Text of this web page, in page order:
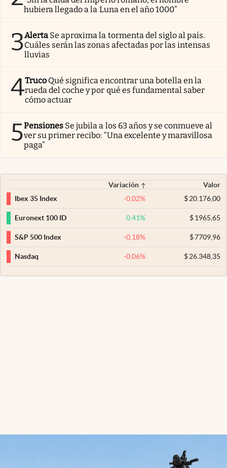
hubiera llegado a la Luna en el año 1000”
3Alerta Se aproxima la tormenta del siglo al país.
Cuáles serán las zonas afectadas por las intensas
lluvias
4Truco Qué significa encontrar una botella en la
rueda del coche y por qué es fundamental saber
cómo actuar
5Pensiones Se jubila a los 63 años y se conmueve al
ver su primer recibo: “Una excelente y maravillosa
paga”
Variación
Valor
Ibex 35 Index
-0,02% $20.176,00
Euronext 100 ID 0,41% $1965,65
S&P 500 Index -0,18% $7709,96
Nasdaq -0,06% $26.348,35